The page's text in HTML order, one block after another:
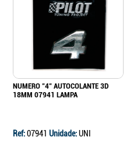
NUMERO "4" AUTOCOLANTE 3D
18MM 07941 LAMPA
Ref:07941 Unidade:UNI